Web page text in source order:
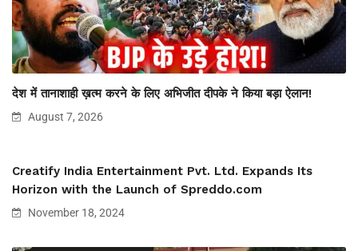
देश में तानाशाही ख़त्म करने के लिए अभिजीत दीपके ने किया बड़ा ऐलान!
August 7, 2026
Creatify India Entertainment Pvt. Ltd. Expands Its
Horizon with the Launch of Spreddo.com
November 18, 2024